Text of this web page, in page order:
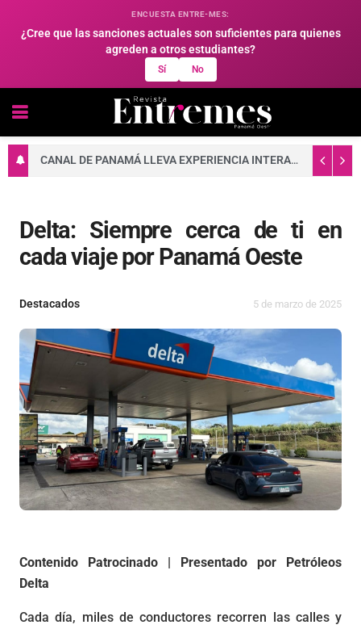
ENCUESTA ENTRE-MES:
¿Cree que las sanciones actuales son suficientes para quienes
agreden a otros estudiantes?
Sí No
CANAL DE PANAMÁ LLEVA EXPERIENCIA INTERACTIVA A FAMILIAS DE ARRAIJÁN
Delta: Siempre cerca de ti en
cada viaje por Panamá Oeste
Destacados 5 de marzo de 2025
Contenido Patrocinado | Presentado por Petróleos
Delta
Cada día, miles de conductores recorren las calles y